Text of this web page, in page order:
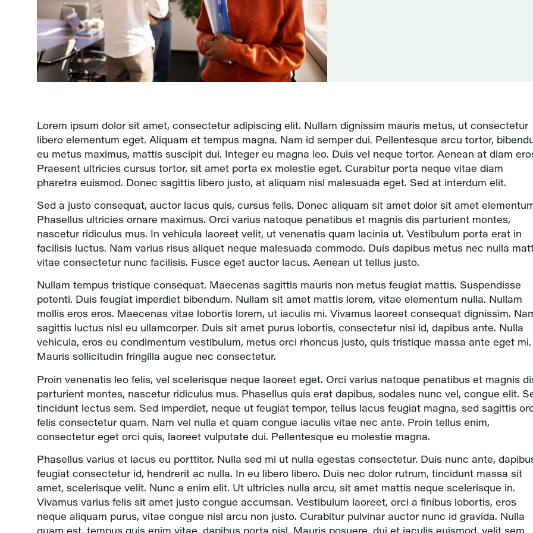
Lorem ipsum dolor sit amet, consectetur adipiscing elit. Nullam dignissim mauris metus, ut consectetur
libero elementum eget. Aliquam et tempus magna. Nam id semper dui. Pellentesque arcu tortor,
eu metus maximus, mattis suscipit dui. Integer eu magna leo. Duis vel neque tortor. Aenean at diam
Praesent ultricies cursus tortor, sit amet porta ex molestie eget. Curabitur porta neque vitae diam
pharetra euismod. Donec sagittis libero justo, at aliquam nisl malesuada eget. Sed at interdum elit.
Sed a justo consequat, auctor lacus quis, cursus felis. Donec aliquam sit amet dolor sit amet
Phasellus ultricies ornare maximus. Orci varius natoque penatibus et magnis dis parturient montes,
nascetur ridiculus mus. In vehicula laoreet velit, ut venenatis quam lacinia ut. Vestibulum porta erat in
facilisis luctus. Nam varius risus aliquet neque malesuada commodo. Duis dapibus metus nec nulla
vitae consectetur nunc facilisis. Fusce eget auctor lacus. Aenean ut tellus justo.
Nullam tempus tristique consequat. Maecenas sagittis mauris non metus feugiat mattis. Suspendisse
potenti. Duis feugiat imperdiet bibendum. Nullam sit amet mattis lorem, vitae elementum nulla. Nullam
mollis eros eros. Maecenas vitae lobortis lorem, ut iaculis mi. Vivamus laoreet consequat dignissim.
sagittis luctus nisl eu ullamcorper. Duis sit amet purus lobortis, consectetur nisi id, dapibus ante. Nulla
vehicula, eros eu condimentum vestibulum, metus orci rhoncus justo, quis tristique massa ante eget mi.
Mauris sollicitudin fringilla augue nec consectetur.
Proin venenatis leo felis, vel scelerisque neque laoreet eget. Orci varius natoque penatibus et magnis
parturient montes, nascetur ridiculus mus. Phasellus quis erat dapibus, sodales nunc vel, congue elit.
tincidunt lectus sem. Sed imperdiet, neque ut feugiat tempor, tellus lacus feugiat magna, sed sagittis
felis consectetur quam. Nam vel nulla et quam congue iaculis vitae nec ante. Proin tellus enim,
consectetur eget orci quis, laoreet vulputate dui. Pellentesque eu molestie magna.
Phasellus varius et lacus eu porttitor. Nulla sed mi ut nulla egestas consectetur. Duis nunc ante,
feugiat consectetur id, hendrerit ac nulla. In eu libero libero. Duis nec dolor rutrum, tincidunt massa sit
amet, scelerisque velit. Nunc a enim elit. Ut ultricies nulla arcu, sit amet mattis neque scelerisque in.
Vivamus varius felis sit amet justo congue accumsan. Vestibulum laoreet, orci a finibus lobortis, eros
neque aliquam purus, vitae congue nisl arcu non justo. Curabitur pulvinar auctor nunc id gravida. Nulla
quam est, tempus quis enim vitae, dapibus porta nisl. Mauris posuere, dui et iaculis euismod, velit sem